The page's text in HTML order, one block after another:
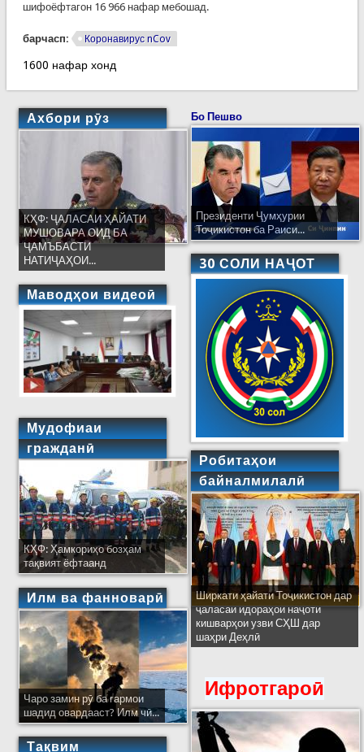
шифоёфтагон 16 966 нафар мебошад.
барчасп: Коронавирус nCov
1600 нафар хонд
Ахбори рӯз
КҲФ: ҶАЛАСАИ ҲАЙАТИ
МУШОВАРА ОИД БА
ҶАМЪБАСТИ
НАТИҶАҲОИ...
Маводҳои видеоӣ
Мудофиаи
гражданӣ
КҲФ: Ҳамкориҳо бозҳам
тақвият ёфтаанд
Илм ва фанноварӣ
Чаро замин рӯ ба гармои
шадид овардааст? Илм чӣ...
Тақвим
Бо Пешво
Президенти Ҷумҳурии
Тоҷикистон ба Раиси...
30 СОЛИ НАҶОТ
Робитаҳои
байналмилалӣ
Ширкати ҳайати Тоҷикистон дар
ҷаласаи идораҳои наҷоти
кишварҳои узви СҲШ дар
шаҳри Деҳлӣ
Ифротгароӣ